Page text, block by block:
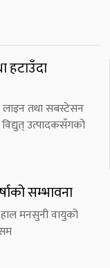
हटाउँदा
लाइन तथा सबस्टेसन
विद्युत् उत्पादकसँगको
सम्भावना
मनसुनी वायुको